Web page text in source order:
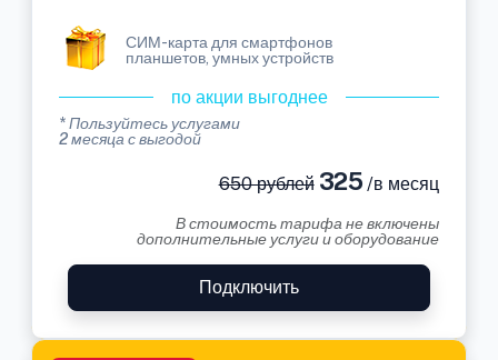
СИМ-карта для смартфонов
планшетов, умных устройств
по акции выгоднее
* Пользуйтесь услугами
2 месяца с выгодой
650 рублей325 /в месяц
В стоимость тарифа не включены
дополнительные услуги и оборудование
Подключить